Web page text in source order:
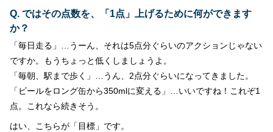
Q. ではその点数を、「1点」上げるために何ができます
か？
「毎日走る」…うーん、それは5点分ぐらいのアクションじゃない
ですか。もうちょっと低くしましょうよ。
「毎朝、駅まで歩く」…うん、2点分ぐらいになってきました。
「ビールをロング缶から350mlに変える」…いいですね！これぞ1
点。これなら続きそう。
はい、こちらが「目標」です。